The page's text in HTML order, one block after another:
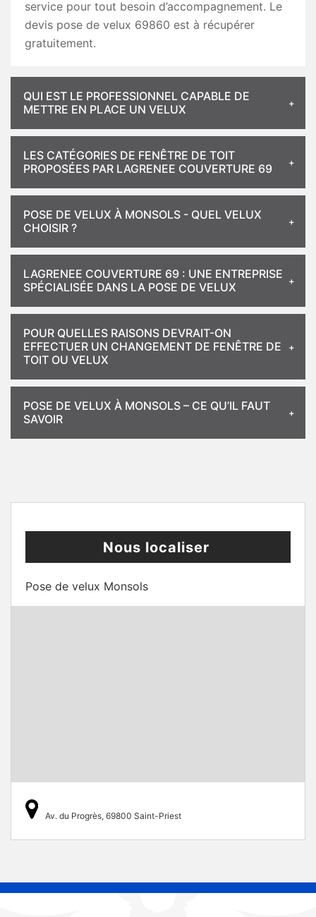
service pour tout besoin d’accompagnement. Le
devis pose de velux 69860 est à récupérer
gratuitement.
QUI EST LE PROFESSIONNEL CAPABLE DE
METTRE EN PLACE UN VELUX
LES CATÉGORIES DE FENÊTRE DE TOIT
PROPOSÉES PAR LAGRENEE COUVERTURE 69
POSE DE VELUX À MONSOLS - QUEL VELUX
CHOISIR ?
LAGRENEE COUVERTURE 69 : UNE ENTREPRISE
SPÉCIALISÉE DANS LA POSE DE VELUX
POUR QUELLES RAISONS DEVRAIT-ON
EFFECTUER UN CHANGEMENT DE FENÊTRE DE
TOIT OU VELUX
POSE DE VELUX À MONSOLS – CE QU’IL FAUT
SAVOIR
Nous localiser
Pose de velux Monsols
Av. du Progrès, 69800 Saint-Priest